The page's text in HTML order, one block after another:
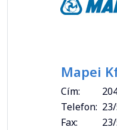
Mapei
Cím:
Telefon:
Fax: